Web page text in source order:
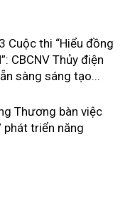
Cuộc thi “Hiểu đồng
CBCNV Thủy điện
sàng sáng tạo...
Thương bàn việc
phát triển năng